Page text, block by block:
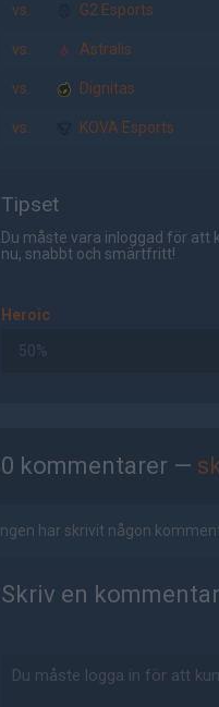
vs. G2 Esports
vs. Astralis
vs. Dignitas
vs. KOVA Esports
Tipset
Du måste vara inloggad för att
nu, snabbt och smärtfritt!
Heroic
50%
0 kommentarer —
Ingen har skrivit någon
Skriv en kommentar